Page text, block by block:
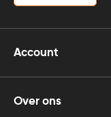
Account
Over ons